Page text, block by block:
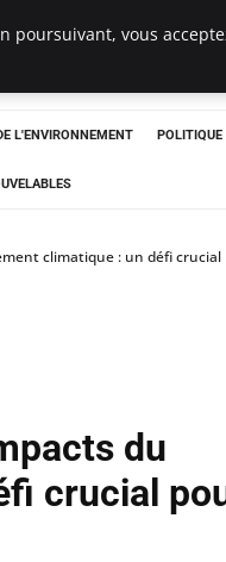
L'ENVIRONNEMENT
climatique : un défi crucial
du
crucial
poursuivant, vous